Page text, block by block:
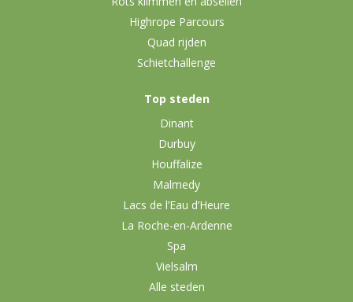
Highrope Parcours
Quad rijden
Schietchallenge
Top steden
Dinant
Durbuy
Houffalize
Malmedy
Lacs de l’Eau d’Heure
La Roche-en-Ardenne
Spa
Vielsalm
Alle steden